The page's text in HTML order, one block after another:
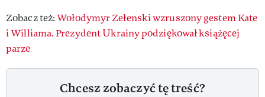
Zobacz też:Wołodymyr Zełenski wzruszony gestem Kate
i Williama. Prezydent Ukrainy podziękował książęcej
parze
Chcesz zobaczyć tę treść?